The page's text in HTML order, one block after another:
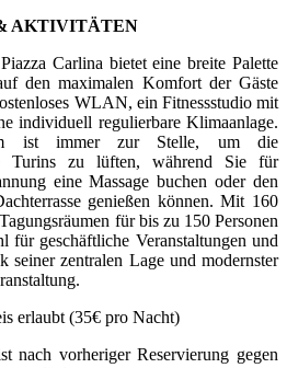
AKTIVITÄTEN
Carlina bietet eine breite Palette
den maximalen Komfort der Gäste
WLAN, ein Fitnessstudio mit
individuell regulierbare Klimaanlage.
ist immer zur Stelle, um die
Turins zu lüften, während Sie für
eine Massage buchen oder den
genießen können. Mit 160
für bis zu 150 Personen
für geschäftliche Veranstaltungen und
seiner zentralen Lage und modernster
erlaubt (35€ pro Nacht)
nach vorheriger Reservierung gegen